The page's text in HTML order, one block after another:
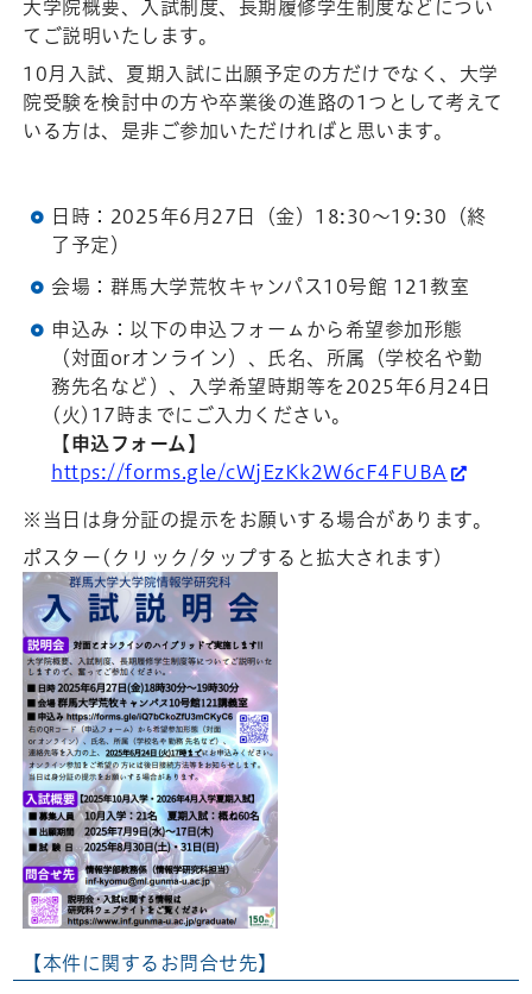
大学院概要、入試制度、長期履修学生制度などについ
てご説明いたします。
10月入試、夏期入試に出願予定の方だけでなく、大学
院受験を検討中の方や卒業後の進路の1つとして考えて
いる方は、是非ご参加いただければと思います。
日時：2025年6月27日（金）18:30～19:30（終
了予定）
会場：群馬大学荒牧キャンパス10号館 121教室
申込み：以下の申込フォーㇺから希望参加形態
（対面orオンライン）、氏名、所属（学校名や勤
務先名など）、入学希望時期等を2025年6月24日
(火)17時までにご入力ください。
【申込フォーム】
https://forms.gle/cWjEzKk2W6cF4FUBA
※当日は身分証の提示をお願いする場合があります。
ポスター(クリック/タップすると拡大されます)
【本件に関するお問合せ先】